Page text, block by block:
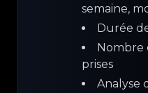
semaine,
Durée
Nombre
prises
Analyse